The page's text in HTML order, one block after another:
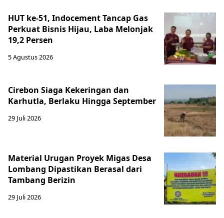
HUT ke-51, Indocement Tancap Gas
Perkuat Bisnis Hijau, Laba Melonjak
19,2 Persen
5 Agustus 2026
Cirebon Siaga Kekeringan dan
Karhutla, Berlaku Hingga September
29 Juli 2026
Material Urugan Proyek Migas Desa
Lombang Dipastikan Berasal dari
Tambang Berizin
29 Juli 2026